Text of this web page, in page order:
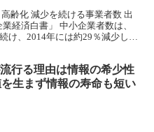
齢化 減少を続ける事業者数 出
経済白書」 中小企業者数は、
け、2014年には約29％減少して
行る理由は情報の希少性
生まず情報の寿命も短い